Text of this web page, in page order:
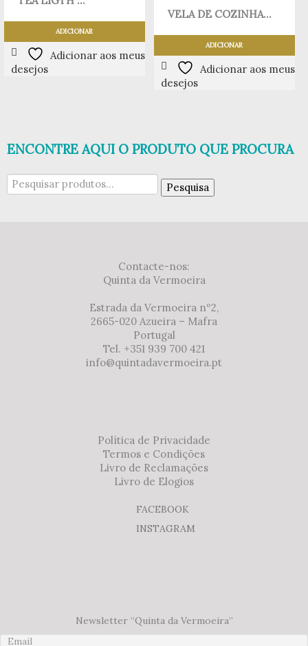
ADICIONAR
Adicionar aos meus
desejos
VELA DE COZINHA...
ADICIONAR
Adicionar aos meus
desejos
ENCONTRE AQUI O PRODUTO QUE PROCURA
Pesquisar
por:
Pesquisa
Contacte-nos:
Quinta da Vermoeira
Estrada da Vermoeira nº2,
2665-020 Azueira – Mafra
Portugal
Tel. +351 939 700 421
info@quintadavermoeira.pt
Política de Privacidade
Termos e Condições
Livro de Reclamações
Livro de Elogios
FACEBOOK
INSTAGRAM
Newsletter “Quinta da Vermoeira”